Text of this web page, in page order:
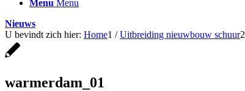
Menu Menu
Nieuws
U bevindt zich hier: Home1 / Uitbreiding nieuwbouw schuur2
warmerdam_01